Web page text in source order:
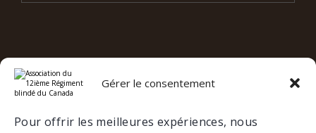
Gérer le consentement
Pour offrir les meilleures expériences, nous
12eRBC SUR LES RÉSEAUX